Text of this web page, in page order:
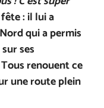
: il lui a
qui a permis
ses
renouent ce
une route plein